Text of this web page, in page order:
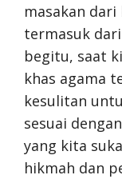
masakan
termasuk
begitu, saat
khas agama
kesulitan
sesuai
yang kita
hikmah dan